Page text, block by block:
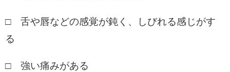
□ 舌や唇などの感覚が鈍く、しびれる感じがす
る
□ 強い痛みがある